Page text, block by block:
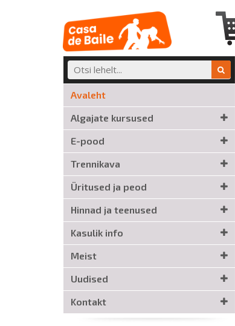
Avaleht
Algajate kursused
E-pood
Trennikava
Üritused ja peod
Hinnad ja teenused
Kasulik info
Meist
Uudised
Kontakt